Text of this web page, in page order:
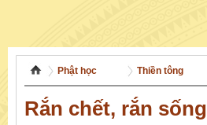
Phật học Thiền tông
Rắn chết, rắn sống